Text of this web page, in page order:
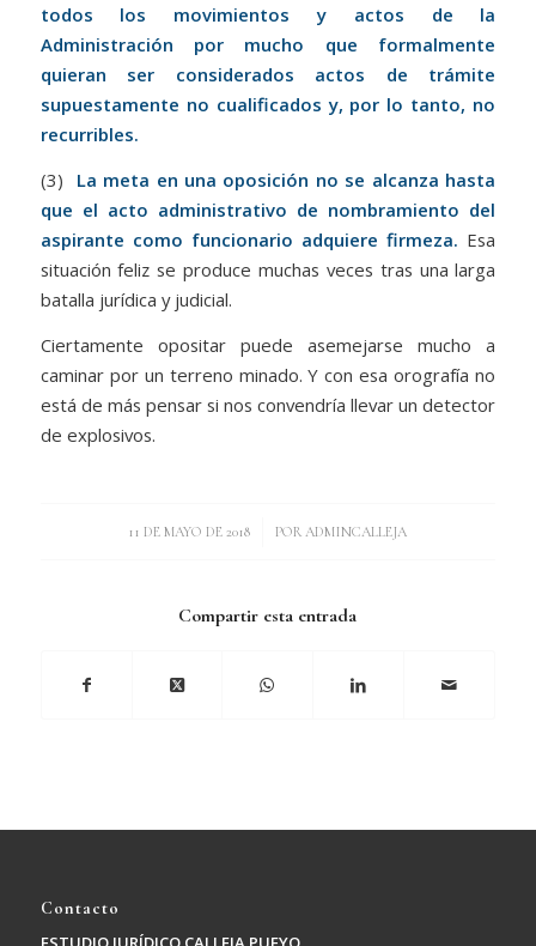
todos los movimientos y actos de la
Administración por mucho que formalmente
quieran ser considerados actos de trámite
supuestamente no cualificados y, por lo tanto, no
recurribles.
(3) La meta en una oposición no se alcanza hasta
que el acto administrativo de nombramiento del
aspirante como funcionario adquiere firmeza. Esa
situación feliz se produce muchas veces tras una larga
batalla jurídica y judicial.
Ciertamente opositar puede asemejarse mucho a
caminar por un terreno minado. Y con esa orografía no
está de más pensar si nos convendría llevar un detector
de explosivos.
11 DE MAYO DE 2018
/ PORADMINCALLEJA
Compartir esta entrada
Contacto